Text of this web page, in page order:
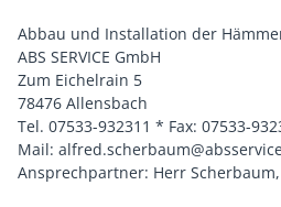
Abbau und Installation der
ABS SERVICE GmbH
Zum Eichelrain 5
78476 Allensbach
Tel. 07533-932311 * Fax: 07533-
Mail:
Ansprechpartner: Herr